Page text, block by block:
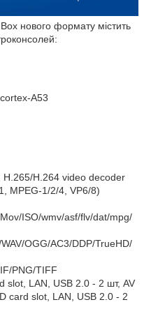
нового формату містить
A53
H.265/H.264 video decoder
MPEG-1/2/4, VP6/8)
ISO/wmv/asf/flv/dat/mpg/
OGG/AC3/DDP/TrueHD/
PNG/TIFF
slot, LAN, USB 2.0 - 2 шт, AV
card slot, LAN, USB 2.0 - 2